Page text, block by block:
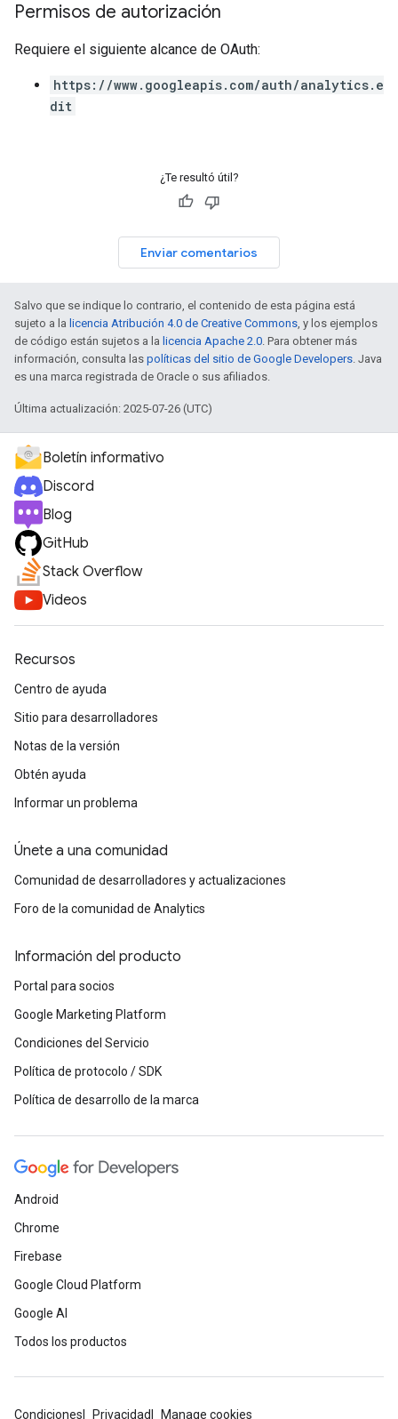
Permisos de autorización
Requiere el siguiente alcance de OAuth:
https://www.googleapis.com/auth/analytics.e
dit
¿Te resultó útil?
Enviar comentarios
Salvo que se indique lo contrario, el contenido de esta página está
sujeto a la licencia Atribución 4.0 de Creative Commons, y los ejemplos
de código están sujetos a la licencia Apache 2.0. Para obtener más
información, consulta las políticas del sitio de Google Developers. Java
es una marca registrada de Oracle o sus afiliados.
Última actualización: 2025-07-26 (UTC)
Boletín informativo
Discord
Blog
GitHub
Stack Overflow
Videos
Recursos
Centro de ayuda
Sitio para desarrolladores
Notas de la versión
Obtén ayuda
Informar un problema
Únete a una comunidad
Comunidad de desarrolladores y actualizaciones
Foro de la comunidad de Analytics
Información del producto
Portal para socios
Google Marketing Platform
Condiciones del Servicio
Política de protocolo / SDK
Política de desarrollo de la marca
Android
Chrome
Firebase
Google Cloud Platform
Google AI
Todos los productos
Condiciones Privacidad Manage cookies